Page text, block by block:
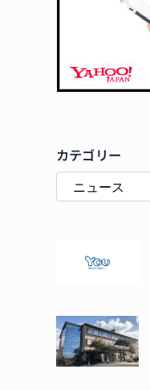
カテゴリー